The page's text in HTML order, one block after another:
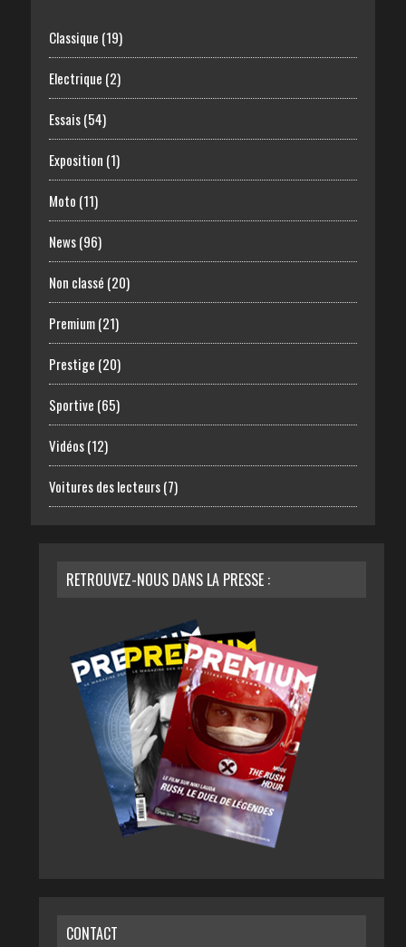
Classique (19)
Electrique (2)
Essais(54)
Exposition (1)
Moto (11)
News(96)
Non classé (20)
Premium(21)
Prestige (20)
Sportive (65)
Vidéos(12)
Voitures des lecteurs(7)
RETROUVEZ-NOUS DANS LA PRESSE :
CONTACT